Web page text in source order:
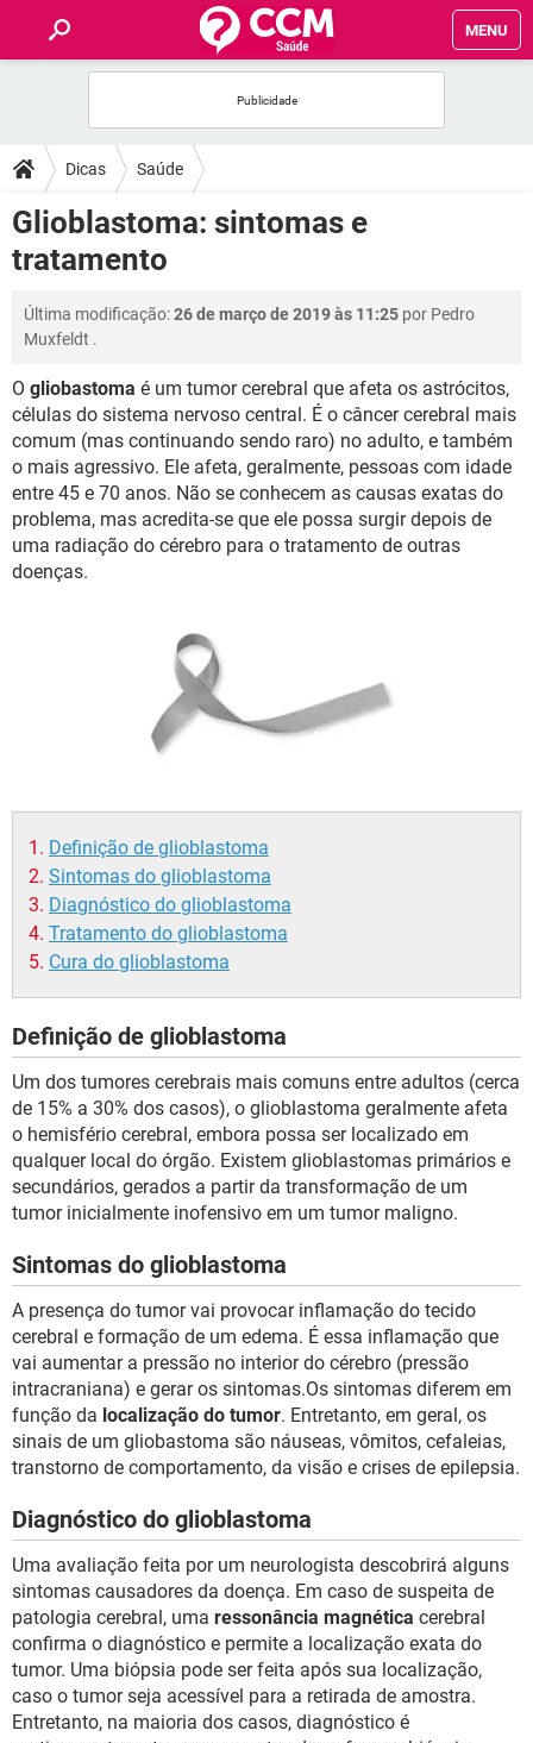
MENU
FÓRUM
SAÚDE
FAMÍLIA
NUTRIÇÃO
BEM-ESTAR
SEXUALIDADE
GLOSSÁRIO
Dicas Saúde
Glioblastoma: sintomas e
tratamento
Última modificação:26 de março de 2019 às 11:25 por Pedro
Muxfeldt .
O gliobastoma é um tumor cerebral que afeta os astrócitos,
células do sistema nervoso central. É o câncer cerebral mais
comum (mas continuando sendo raro) no adulto, e também
o mais agressivo. Ele afeta, geralmente, pessoas com idade
entre 45 e 70 anos. Não se conhecem as causas exatas do
problema, mas acredita-se que ele possa surgir depois de
uma radiação do cérebro para o tratamento de outras
doenças.
Definição de glioblastoma
Sintomas do glioblastoma
Diagnóstico do glioblastoma
Tratamento do glioblastoma
Cura do glioblastoma
Definição de glioblastoma
Um dos tumores cerebrais mais comuns entre adultos (cerca
de 15% a 30% dos casos), o glioblastoma geralmente afeta
o hemisfério cerebral, embora possa ser localizado em
qualquer local do órgão. Existem glioblastomas primários e
secundários, gerados a partir da transformação de um
tumor inicialmente inofensivo em um tumor maligno.
Sintomas do glioblastoma
A presença do tumor vai provocar inflamação do tecido
cerebral e formação de um edema. É essa inflamação que
vai aumentar a pressão no interior do cérebro (pressão
intracraniana) e gerar os sintomas.Os sintomas diferem em
função da localização do tumor. Entretanto, em geral, os
sinais de um gliobastoma são náuseas, vômitos, cefaleias,
transtorno de comportamento, da visão e crises de epilepsia.
Diagnóstico do glioblastoma
Uma avaliação feita por um neurologista descobrirá alguns
sintomas causadores da doença. Em caso de suspeita de
patologia cerebral, uma ressonância magnética cerebral
confirma o diagnóstico e permite a localização exata do
tumor. Uma biópsia pode ser feita após sua localização,
caso o tumor seja acessível para a retirada de amostra.
Entretanto, na maioria dos casos, diagnóstico é